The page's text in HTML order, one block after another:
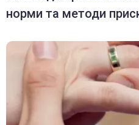
норми та методи